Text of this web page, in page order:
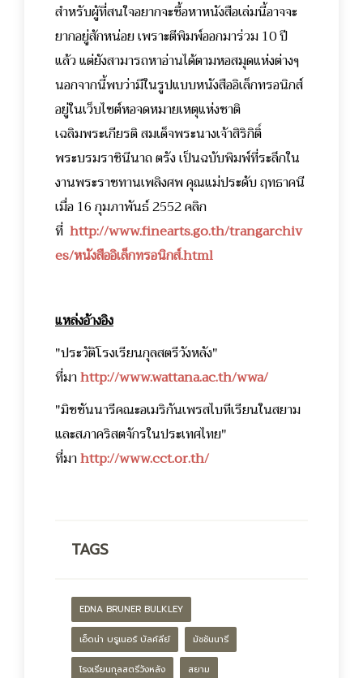
สำหรับผู้ที่สนใจอยากจะซื้อหาหนังสือเล่มนี้อาจจะ
ยากอยู่สักหน่อย เพราะตีพิมพ์ออกมาร่วม 10 ปี
แล้ว แต่ยังสามารถหาอ่านได้ตามหอสมุดแห่งต่างๆ
นอกจากนี้พบว่ามีในรูปแบบหนังสืออิเล็กทรอนิกส์
อยู่ในเว็บไซต์หอจดหมายเหตุแห่งชาติ
เฉลิมพระเกียรติ สมเด็จพระนางเจ้าสิริกิติ์
พระบรมราชินีนาถ ตรัง เป็นฉบับพิมพ์ที่ระลึกใน
งานพระราชทานเพลิงศพ คุณแม่ประดับ ฤทธาคนี
เมื่อ 16 กุมภาพันธ์ 2552 คลิก
ที่ http://www.finearts.go.th/trangarchiv
es/หนังสืออิเล็กทรอนิกส์.html
แหล่งอ้างอิง
"ประวัติโรงเรียนกุลสตรีวังหลัง"
ที่มาhttp://www.wattana.ac.th/wwa/
"มิชชันนารีคณะอเมริกันเพรสไบทีเรียนในสยาม
และสภาคริสตจักรในประเทศไทย"
ที่มาhttp://www.cct.or.th/
TAGS
EDNA BRUNER BULKLEY
เอ็ดน่า บรูเนอร์ บัลค์ลีย์ มัชชันนารี
โรงเรียนกุลสตรีวังหลัง สยาม